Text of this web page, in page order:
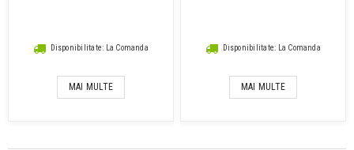
Disponibilitate: La Comanda
MAI MULTE
Disponibilitate: La Comanda
MAI MULTE